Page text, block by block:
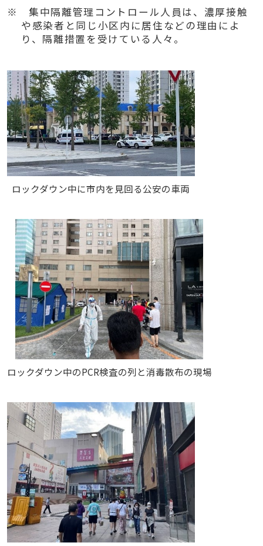
※
集中隔離管理コントロール人員は、濃厚接触
や感染者と同じ小区内に居住などの理由によ
り、隔離措置を受けている人々。
ロックダウン中に市内を見回る公安の車両
ロックダウン中のPCR検査の列と消毒散布の現場